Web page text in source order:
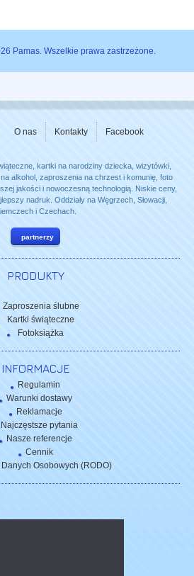
Pamas. Wszelkie prawa zastrzeżone.
O nas Kontakty Facebook
kartki na narodziny dziecka, wizytówki,
alkohol, zaproszenia na chrzest i komunię, foto
jakości i nowoczesną technologią. Niskie ceny,
nadruk. Oddziały na Węgrzech, Słowacji,
i Czechach.
partnerzy
PRODUKTY
Zaproszenia ślubne
Kartki świąteczne
Fotoksiążka
INFORMACJE
Regulamin
Warunki dostawy
Reklamacje
Najczęstsze pytania
Nasze referencje
Cennik
Osobowych (RODO)